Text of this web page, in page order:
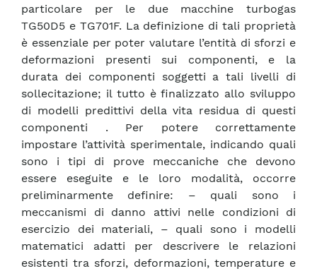
particolare per le due macchine turbogas
TG50D5 e TG701F. La definizione di tali proprietà
è essenziale per poter valutare l’entità di sforzi e
deformazioni presenti sui componenti, e la
durata dei componenti soggetti a tali livelli di
sollecitazione; il tutto è finalizzato allo sviluppo
di modelli predittivi della vita residua di questi
componenti . Per potere correttamente
impostare l’attività sperimentale, indicando quali
sono i tipi di prove meccaniche che devono
essere eseguite e le loro modalità, occorre
preliminarmente definire: – quali sono i
meccanismi di danno attivi nelle condizioni di
esercizio dei materiali, – quali sono i modelli
matematici adatti per descrivere le relazioni
esistenti tra sforzi, deformazioni, temperature e